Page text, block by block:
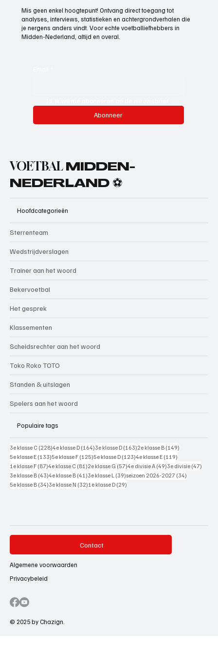
Mis geen enkel hoogtepunt! Ontvang direct toegang tot
analyses, interviews, statistieken en achtergrondverhalen die
je nergens anders vindt. Voor echte voetballiefhebbers in
Midden-Nederland, altijd en overal.
Abonneer
VOETBAL MIDDEN-
NEDERLAND ⚽
Hoofdcategorieën
Sterrenteam
Wedstrijdverslagen
Trainer aan het woord
Bekervoetbal
Het gesprek
Klassementen
Scheidsrechter aan het woord
Toko Roko TOTO
Standen & uitslagen
Spelers aan het woord
Populaire tags
3e klasse C (228)228 posts
4e klasse D (164)164 posts
3e klasse D (163)163 posts
2e klasse B (149)
5e klasse E (133)133 posts
5e klasse F (125)125 posts
5e klasse D (123)123 posts
4e klasse E (119)
1e klasse F (87)87 posts
4e klasse C (81)81 posts
2e klasse G (57)57 posts
4e divisie A (49)49 posts
3e divisie (47)
3e klasse B (43)43 posts
4e klasse B (41)41 posts
3e klasse L (39)39 posts
seizoen 2026-2027 (34)
5e klasse B (34)34 posts
3e klasse N (32)32 posts
1e klasse D (29)
Contact
Algemene voorwaarden
Privacybeleid
© 2025 by Chazign.